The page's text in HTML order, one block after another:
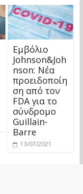
Εμβόλιο
Johnson&Joh
nson: Νέα
προειδοποίη
ση από τον
FDA για το
σύνδρομο
Guillain-
Barre
13/07/2021